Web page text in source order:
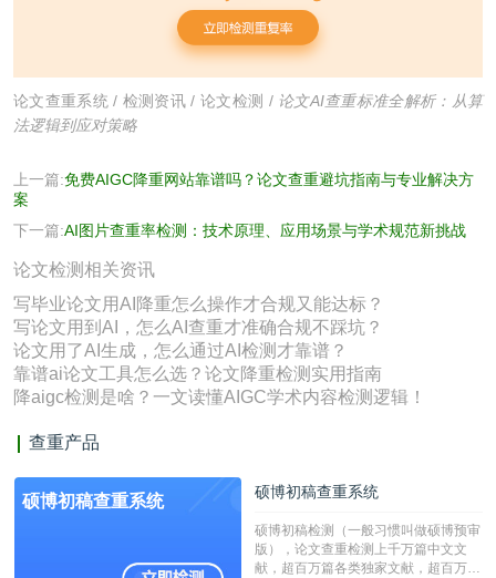
论文查重系统 / 检测资讯 / 论文检测 / 论文AI查重标准全解析：从算
法逻辑到应对策略
上一篇:免费AIGC降重网站靠谱吗？论文查重避坑指南与专业解决方
案
下一篇:AI图片查重率检测：技术原理、应用场景与学术规范新挑战
论文检测相关资讯
写毕业论文用AI降重怎么操作才合规又能达标？
写论文用到AI，怎么AI查重才准确合规不踩坑？
论文用了AI生成，怎么通过AI检测才靠谱？
靠谱ai论文工具怎么选？论文降重检测实用指南
降aigc检测是啥？一文读懂AIGC学术内容检测逻辑！
查重产品
硕博初稿查重系统 硕博初稿查重系统
硕博初稿检测（一般习惯叫做硕博预审
版），论文查重检测上千万篇中文文
献，超百万篇各类独家文献，超百万港